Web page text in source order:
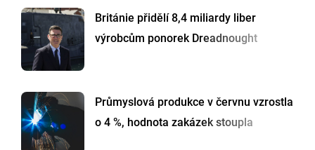
Británie přidělí 8,4 miliardy liber
výrobcům ponorek Dreadnought
Průmyslová produkce v červnu vzrostla
o 4 %, hodnota zakázek stoupla